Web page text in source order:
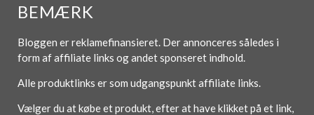
BEMÆRK
Bloggen er reklamefinansieret. Der annonceres således i
form af affiliate links og andet sponseret indhold.
Alle produktlinks er som udgangspunkt affiliate links.
Vælger du at købe et produkt, efter at have klikket på et link,